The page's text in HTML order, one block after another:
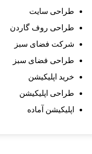
طراحی سایت
طراحی روف گاردن
شرکت فضای سبز
طراحی فضای سبز
خرید اپلیکیشن
طراحی اپلیکیشن
اپلیکیشن آماده